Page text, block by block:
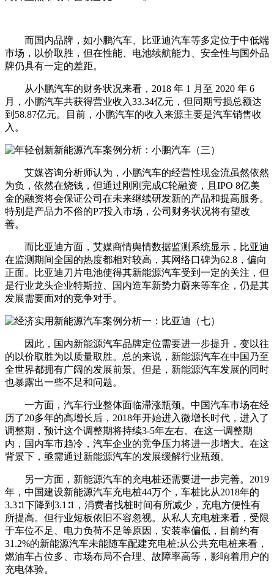
而国内品牌，如小鹏汽车、比亚迪汽车等多定位于中低端
市场，以价取胜，但在性能、电池续航能力、安全性与国外品
牌仍具有一定的差距。
从小鹏汽车的财务状况来看，2018 年 1 月至 2020 年 6
月，小鹏汽车共获得营业收入33.34亿元，但同期亏损总额达
到58.87亿元。目前，小鹏汽车的收入来源主要是汽车销售收
入。
艾媒咨询分析师认为，小鹏汽车的经营性现金流虽然依然
为负，依然在烧钱，但通过刚刚完成C轮融资，且IPO 8亿美
金的融资将会保证公司在未来继续研发新的产品和提高服务。
特别是产品力不俗的P7投入市场，公司财务状况将有望改
善。
而比亚迪方面，艾媒商情舆情数据监测系统显示，比亚迪
在监测期间全国的热度都相对较高，其网络口碑为62.8，偏向
正面。比亚迪刀片电池使得其新能源汽车受到一定的关注，但
是行业龙头企业特斯拉、国内造车新势力蔚来等车企，仍是其
发展需要面对的竞争对手。
因此，国内新能源汽车品牌定位需要进一步提升，变以往
的以价取胜为以质量取胜。总的来说，新能源汽车在中国乃至
全世界都拥有广阔的发展前景。但是，新能源汽车发展的同时
也暴露出一些不足和问题。
一方面，汽车行业整体面临滞涨瓶颈。中国汽车市场在经
历了20多年的高增长后，2018年开始进入微增长时代，进入了
调整期，预计这个调整期将持续3-5年左右。在这一调整期
内，国内车市趋冷，汽车企业的竞争压力将进一步增大。在这
背景下，亟需通过新能源汽车的发展缓解行业瓶颈。
另一方面，新能源汽车的充电桩还需要进一步完善。2019
年，中国建设新能源汽车充电桩44万个，车桩比从2018年的
3.3∶1下降到3.1∶1，消费者找桩时间有所减少，充电方便性有
所提高。但行业短板依旧不容忽视。从私人充电桩来看，受限
于车位不足、电力负荷不足等原因，安装率偏低，目前约有
31.2%的新能源汽车未能随车配建充电桩;从公共充电桩来看，
燃油车占位多、市场布局不合理、故障率高等，影响着用户的
充电体验。